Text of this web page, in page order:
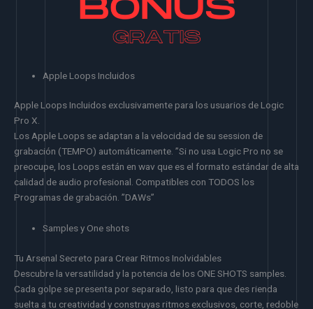
Apple Loops Incluidos
Apple Loops Incluidos exclusivamente para los usuarios de Logic
Pro X.
Los Apple Loops se adaptan a la velocidad de su session de
grabación (TEMPO) automáticamente. ”Si no usa Logic Pro no se
preocupe, los Loops están en wav que es el formato estándar de alta
calidad de audio profesional. Compatibles con TODOS los
Programas de grabación. ”DAWs”
Samples y One shots
Tu Arsenal Secreto para Crear Ritmos Inolvidables
Descubre la versatilidad y la potencia de los ONE SHOTS samples.
Cada golpe se presenta por separado, listo para que des rienda
suelta a tu creatividad y construyas ritmos exclusivos, corte, redoble